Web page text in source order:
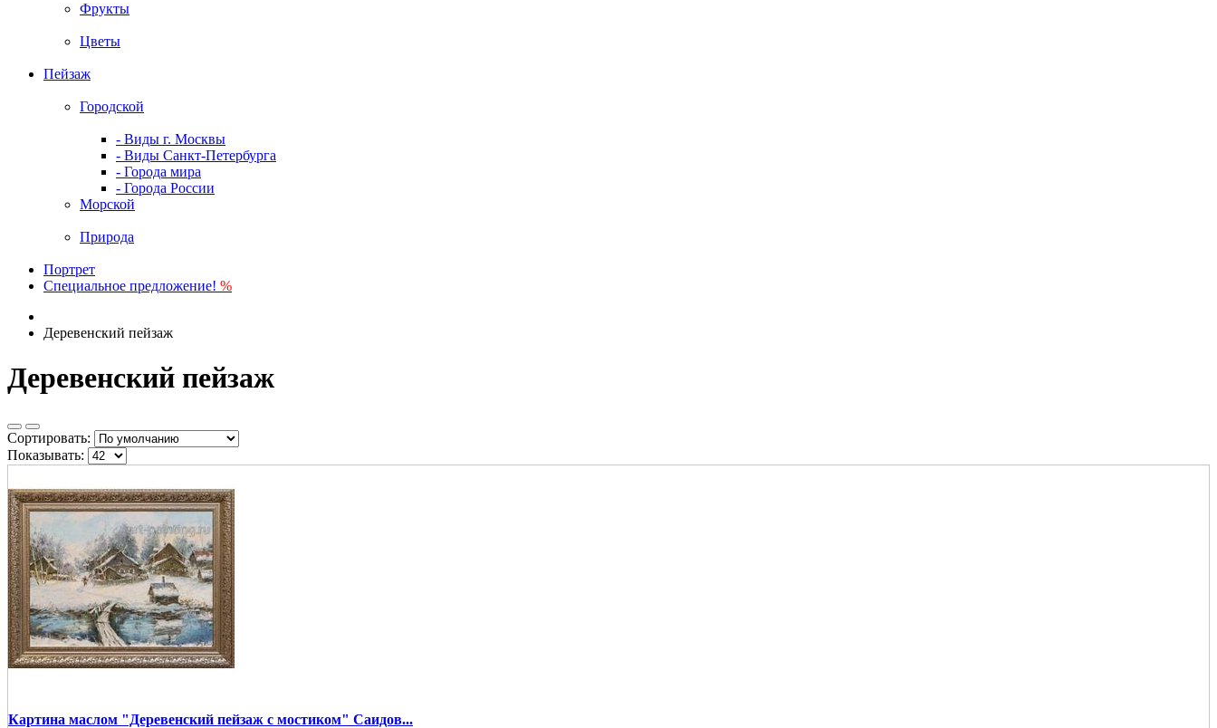
Фрукты
Цветы
Пейзаж
Городской
- Виды г. Москвы
- Виды Санкт-Петербурга
- Города мира
- Города России
Морской
Природа
Портрет
Специальное предложение! %
Деревенский пейзаж
Деревенский пейзаж
Сортировать:
Показывать:
Картина маслом "Деревенский пейзаж с мостиком" Саидов...